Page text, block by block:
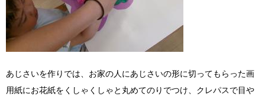
あじさいを作りでは、お家の人にあじさいの形に切ってもらった画
用紙にお花紙をくしゃくしゃと丸めてのりでつけ、クレパスで目や